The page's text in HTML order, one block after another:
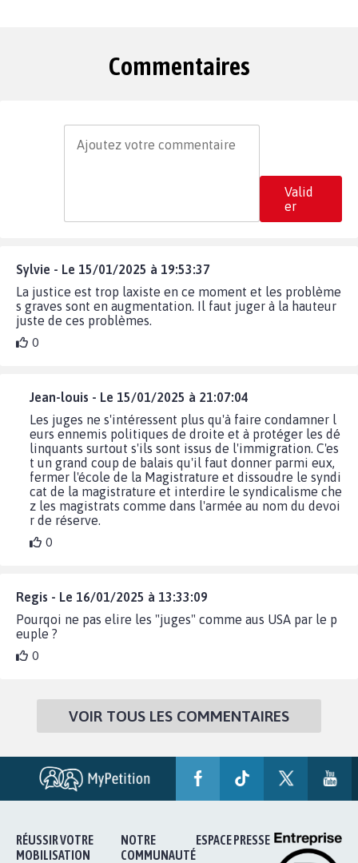
Commentaires
Valid
er
Sylvie - Le 15/01/2025 à 19:53:37
La justice est trop laxiste en ce moment et les problème
s graves sont en augmentation. Il faut juger à la hauteur
juste de ces problèmes.
0
Jean-louis - Le 15/01/2025 à 21:07:04
Les juges ne s'intéressent plus qu'à faire condamner l
eurs ennemis politiques de droite et à protéger les dé
linquants surtout s'ils sont issus de l'immigration. C'es
t un grand coup de balais qu'il faut donner parmi eux,
fermer l'école de la Magistrature et dissoudre le syndi
cat de la magistrature et interdire le syndicalisme che
z les magistrats comme dans l'armée au nom du devoi
r de réserve.
0
Regis - Le 16/01/2025 à 13:33:09
Pourqoi ne pas elire les "juges" comme aus USA par le p
euple ?
0
VOIR TOUS LES COMMENTAIRES
RÉUSSIR VOTRE
MOBILISATION
NOTRE
COMMUNAUTÉ
ESPACE PRESSE